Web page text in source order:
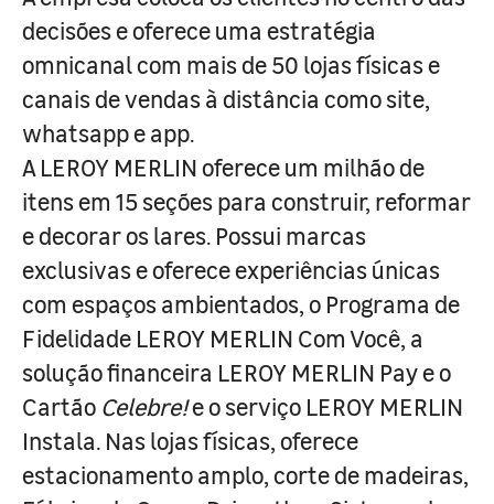
decisões e oferece uma estratégia
omnicanal com mais de 50 lojas físicas e
canais de vendas à distância como site,
whatsapp e app.
A LEROY MERLIN oferece um milhão de
itens em 15 seções para construir, reformar
e decorar os lares. Possui marcas
exclusivas e oferece experiências únicas
com espaços ambientados, o Programa de
Fidelidade LEROY MERLIN Com Você, a
solução financeira LEROY MERLIN Pay e o
Cartão Celebre!e o serviço LEROY MERLIN
Instala. Nas lojas físicas, oferece
estacionamento amplo, corte de madeiras,